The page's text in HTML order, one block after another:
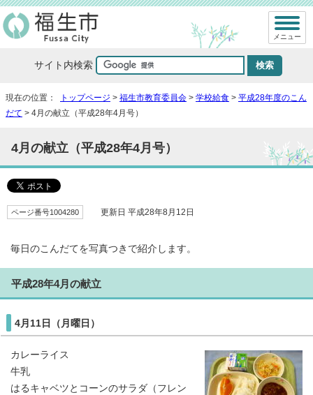
サイト内検索
メニュー
現在の位置： トップページ > 福生市教育委員会 > 学校給食 > 平成28年度のこん
だて > 4月の献立（平成28年4月号）
4月の献立（平成28年4月号）
ページ番号1004280 更新日 平成28年8月12日
毎日のこんだてを写真つきで紹介します。
平成28年4月の献立
4月11日（月曜日）
カレーライス
牛乳
はるキャベツとコーンのサラダ（フレン